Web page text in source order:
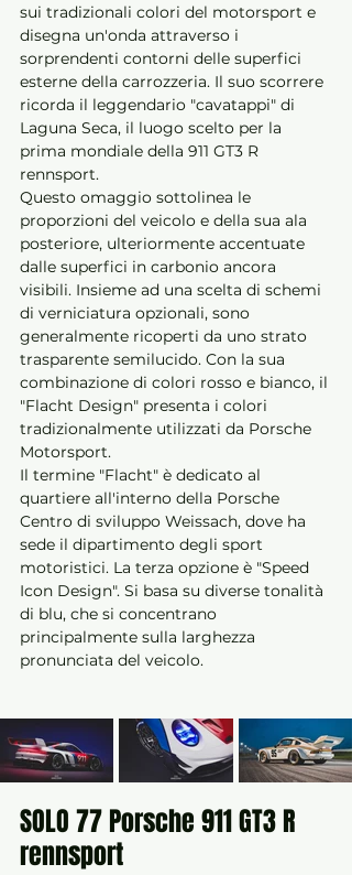
sui tradizionali colori del motorsport e
disegna un'onda attraverso i
sorprendenti contorni delle superfici
esterne della carrozzeria. Il suo scorrere
ricorda il leggendario "cavatappi" di
Laguna Seca, il luogo scelto per la
prima mondiale della 911 GT3 R
rennsport.
Questo omaggio sottolinea le
proporzioni del veicolo e della sua ala
posteriore, ulteriormente accentuate
dalle superfici in carbonio ancora
visibili. Insieme ad una scelta di schemi
di verniciatura opzionali, sono
generalmente ricoperti da uno strato
trasparente semilucido. Con la sua
combinazione di colori rosso e bianco, il
"Flacht Design" presenta i colori
tradizionalmente utilizzati da Porsche
Motorsport.
Il termine "Flacht" è dedicato al
quartiere all'interno della Porsche
Centro di sviluppo Weissach, dove ha
sede il dipartimento degli sport
motoristici. La terza opzione è "Speed
Icon Design". Si basa su diverse tonalità
di blu, che si concentrano
principalmente sulla larghezza
pronunciata del veicolo.
SOLO 77 Porsche 911 GT3 R
rennsport